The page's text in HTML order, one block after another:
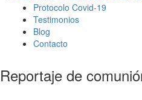
Protocolo Covid-19
Testimonios
Blog
Contacto
Reportaje de